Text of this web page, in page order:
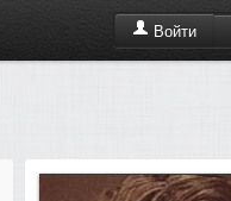
Войти